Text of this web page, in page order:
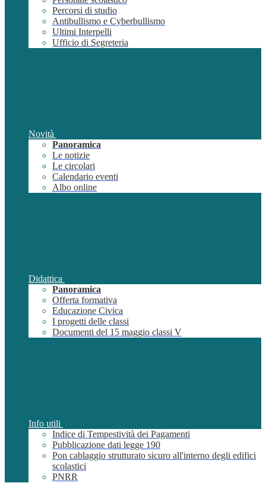
Percorsi di studio
Antibullismo e Cyberbullismo
Ultimi Interpelli
Ufficio di Segreteria
Novità
Panoramica
Le notizie
Le circolari
Calendario eventi
Albo online
Didattica
Panoramica
Offerta formativa
Educazione Civica
I progetti delle classi
Documenti del 15 maggio classi V
Info utili
Indice di Tempestività dei Pagamenti
Pubblicazione dati legge 190
Pon cablaggio strutturato sicuro all'interno degli edifici
scolastici
PNRR